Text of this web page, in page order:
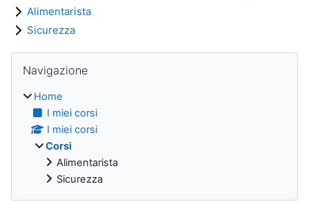
Alimentarista
Sicurezza
Blocchi
Navigazione
Home
I miei corsi
I miei corsi
Corsi
Alimentarista
Sicurezza